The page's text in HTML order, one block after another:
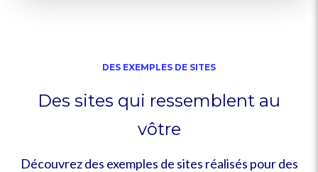
DES EXEMPLES DE SITES
Des sites qui ressemblent au
vôtre
Découvrez des exemples de sites réalisés pour des